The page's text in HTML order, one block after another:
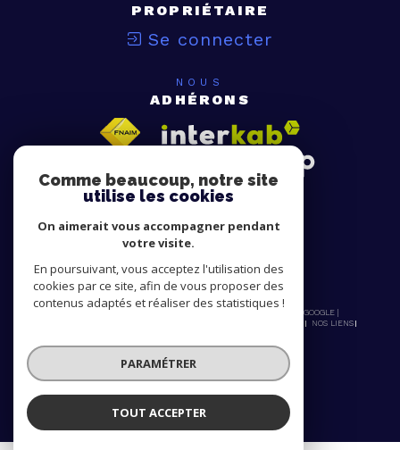
PROPRIÉTAIRE
Se connecter
NOUS
ADHÉRONS
© 2026 | TOUS DROITS RÉSERVÉS | TRADUCTION POWERED BY GOOGLE |
NOS LIENS
Comme beaucoup, notre site
utilise les cookies
On aimerait vous accompagner pendant
votre visite.
En poursuivant, vous acceptez l'utilisation des
cookies par ce site, afin de vous proposer des
contenus adaptés et réaliser des statistiques !
PARAMÉTRER
TOUT ACCEPTER